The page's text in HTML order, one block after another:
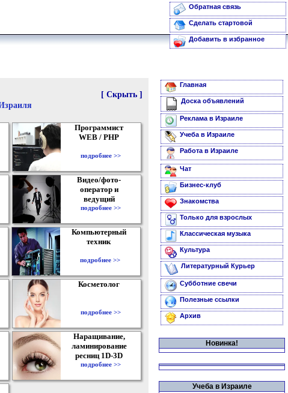
Обратная связь
Сделать стартовой
Добавить в избранное
[ Скрыть ]
Программист
WEB / PHP
подробнее >>
Видео/фото-
оператор и
ведущий
подробнее >>
Компьютерный
техник
подробнее >>
Косметолог
подробнее >>
Наращивание,
ламинирование
ресниц 1D-3D
подробнее >>
Главная
Доска объявлений
Реклама в Израиле
Учеба в Израиле
Работа в Израиле
Чат
Бизнес-клуб
Знакомства
Только для взрослых
Классическая музыка
Культура
Литературный Курьер
Субботние свечи
Полезные ссылки
Архив
Новинка!
Учеба в Израиле